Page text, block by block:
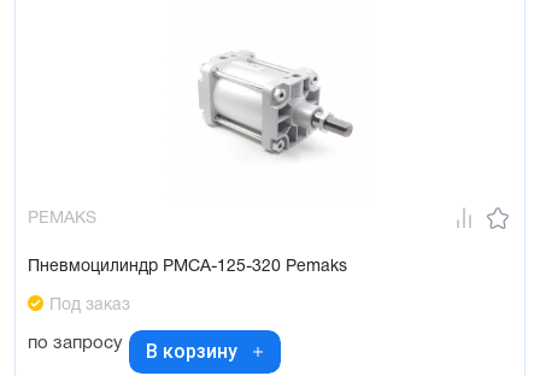
PEMAKS
Пневмоцилиндр PMCA-125-320 Pemaks
Под заказ
по запросу В корзину